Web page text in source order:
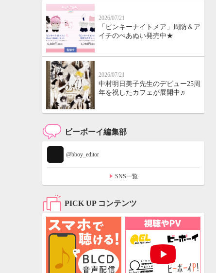
2026/07/21
「ピンキーナイトメア」周防＆ア
イチのぺあぬい発売中★
2026/07/21
中村明日美子先生のデビュー25周
年を祝したカフェが展開中♬
ビーボーイ編集部
@bboy_editor
SNS一覧
PICK UP コンテンツ